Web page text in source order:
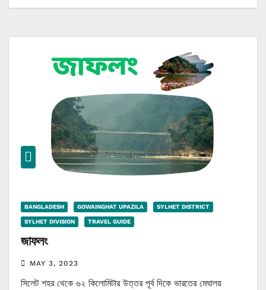
BANGLADESH GOWAINGHAT UPAZILA SYLHET DISTRICT
SYLHET DIVISION TRAVEL GUIDE
জাফলং
MAY 3, 2023
সিলেট শহর থেকে ৬২ কিলোমিটার উত্তর পূর্ব দিকে ভারতের মেঘালয়